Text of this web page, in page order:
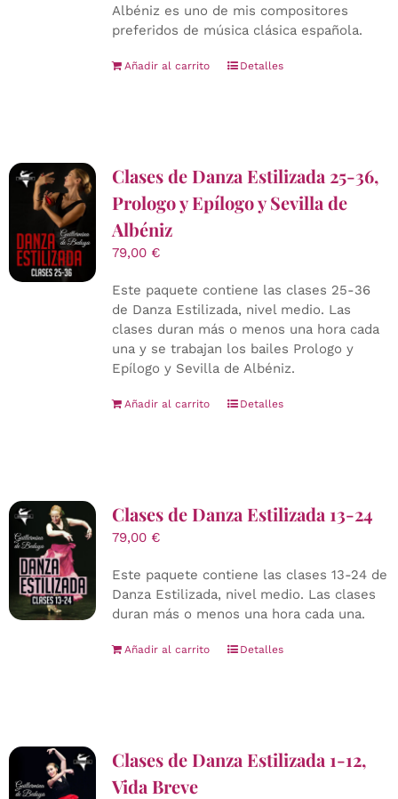
Albéniz es uno de mis compositores
preferidos de música clásica española.
Añadir al carrito Detalles
Clases de Danza Estilizada 25-36,
Prologo y Epílogo y Sevilla de
Albéniz
79,00 €
Este paquete contiene las clases 25-36
de Danza Estilizada, nivel medio. Las
clases duran más o menos una hora cada
una y se trabajan los bailes Prologo y
Epílogo y Sevilla de Albéniz.
Añadir al carrito Detalles
Clases de Danza Estilizada 13-24
79,00 €
Este paquete contiene las clases 13-24 de
Danza Estilizada, nivel medio. Las clases
duran más o menos una hora cada una.
Añadir al carrito Detalles
Clases de Danza Estilizada 1-12,
Vida Breve